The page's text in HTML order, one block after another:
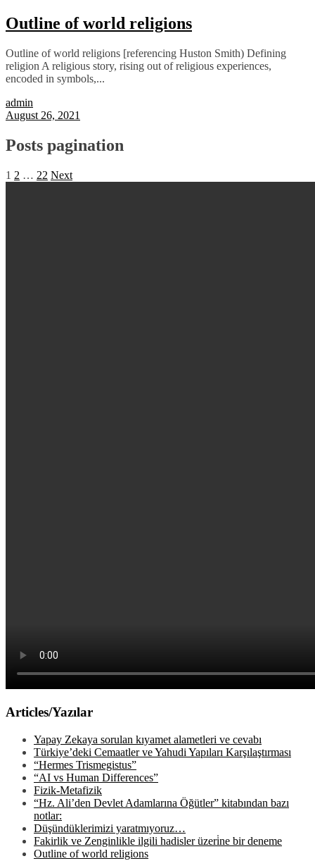
Outline of world religions
Outline of world religions [referencing Huston Smith) Defining
religion A religious story, rising out of religious experiences,
encoded in symbols,...
admin
August 26, 2021
Posts pagination
1 2 … 22 Next
Articles/Yazılar
Yapay Zekaya sorulan kıyamet alametleri ve cevabı
Türkiye’deki Cemaatler ve Yahudi Yapıları Karşılaştırması
“Hermes Trismegistus”
“AI vs Human Differences”
Fizik-Metafizik
“Hz. Ali’den Devlet Adamlarına Öğütler” kitabından bazı
notlar:
Düşündüklerimizi yaratmıyoruz…
Fakirlik ve Zenginlikle ilgili hadisler üzeri̇ne bir deneme
Outline of world religions